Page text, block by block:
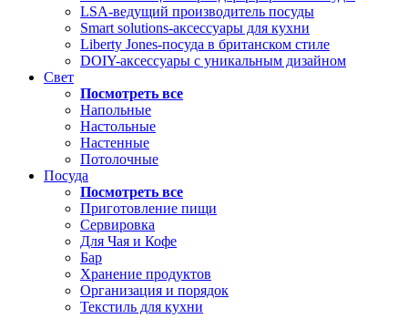
LSA-ведущий производитель посуды
Smart solutions-аксессуары для кухни
Liberty Jones-посуда в британском стиле
DOIY-аксессуары с уникальным дизайном
Свет
Посмотреть все
Напольные
Настольные
Настенные
Потолочные
Посуда
Посмотреть все
Приготовление пищи
Сервировка
Для Чая и Кофе
Бар
Хранение продуктов
Организация и порядок
Текстиль для кухни